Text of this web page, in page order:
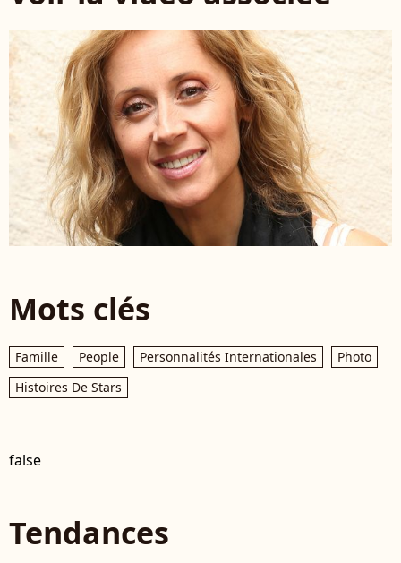
Mots clés
Famille People Personnalités Internationales
Photo
Histoires De Stars
false
Tendances